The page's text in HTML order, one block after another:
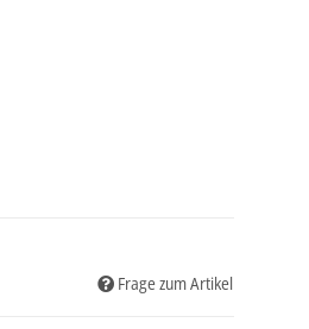
Frage zum Artikel